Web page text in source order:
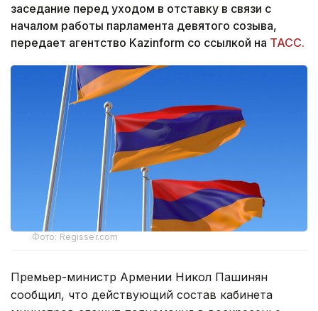
заседание перед уходом в отставку в связи с
началом работы парламента девятого созыва,
передает агентство Kazinform со ссылкой на ТАСС.
Фото: Regisser.com
Премьер-министр Армении Никол Пашинян
сообщил, что действующий состав кабинета